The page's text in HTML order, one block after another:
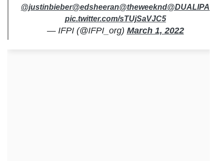
@justinbieber@edsheeran@theweeknd@DUALIPA
pic.twitter.com/sTUjSaVJC5
— IFPI (@IFPI_org) March 1, 2022